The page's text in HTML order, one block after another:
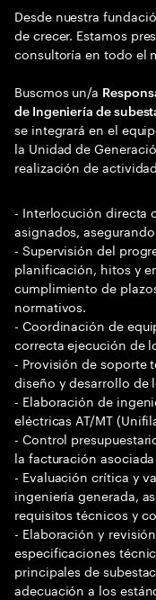
Desde nuestra
de crecer. Estamos
consultoría en todo el
Buscmos un/a
de Ingeniería de
se integrará en el
la Unidad de
realización de
- Interlocución directa
asignados,
- Supervisión del
planificación, hitos y
cumplimiento de
normativos.
- Coordinación de
correcta ejecución de
- Provisión de soporte
diseño y desarrollo de
- Elaboración de
eléctricas AT/MT
- Control
la facturación
- Evaluación crítica y
ingeniería generada,
requisitos técnicos y
- Elaboración y
especificaciones
principales de
adecuación a los